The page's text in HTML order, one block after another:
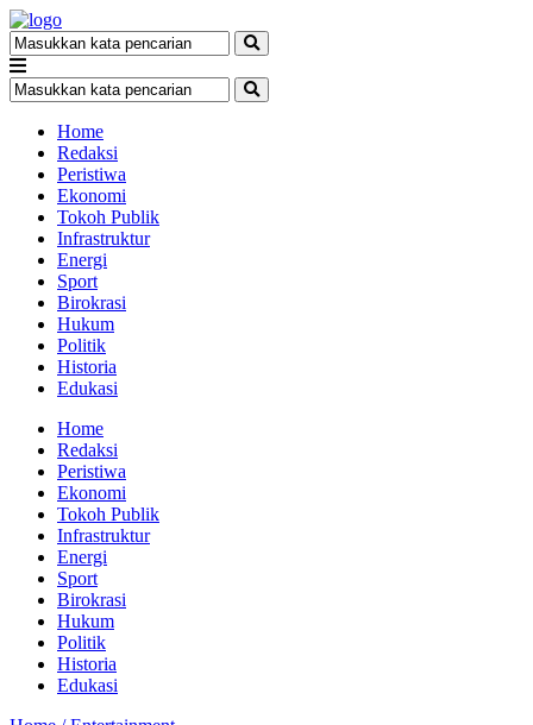
Home
Redaksi
Peristiwa
Ekonomi
Tokoh Publik
Infrastruktur
Energi
Sport
Birokrasi
Hukum
Politik
Historia
Edukasi
Home
Redaksi
Peristiwa
Ekonomi
Tokoh Publik
Infrastruktur
Energi
Sport
Birokrasi
Hukum
Politik
Historia
Edukasi